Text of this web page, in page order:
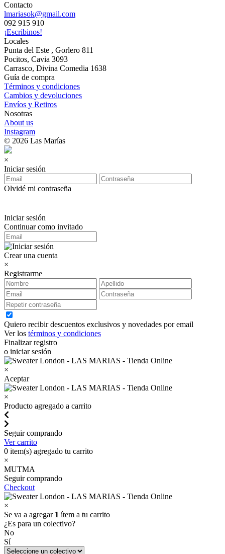
Contacto
lmariasok@gmail.com
092 915 910
¡Escribinos!
Locales
Punta del Este , Gorlero 811
Pocitos, Cavia 3093
Carrasco, Divina Comedia 1638
Guía de compra
Términos y condiciones
Cambios y devoluciones
Envíos y Retiros
Nosotras
About us
Instagram
© 2026 Las Marías
×
Iniciar sesión
Olvidé mi contraseña
Iniciar sesión
Continuar como invitado
Crear una cuenta
×
Registrarme
Quiero recibir descuentos exclusivos y novedades por email
Ver los términos y condiciones
Finalizar registro
o iniciar sesión
×
Aceptar
×
Producto agregado a carrito
Seguir comprando
Ver carrito
0 item(s) agregado tu carrito
×
MUTMA
Seguir comprando
Checkout
×
Se va a agregar 1 ítem a tu carrito
¿Es para un colectivo?
No
Sí